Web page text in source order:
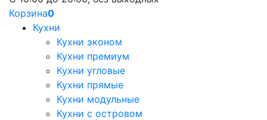
Корзина0
Кухни
Кухни эконом
Кухни премиум
Кухни угловые
Кухни прямые
Кухни модульные
Кухни с островом